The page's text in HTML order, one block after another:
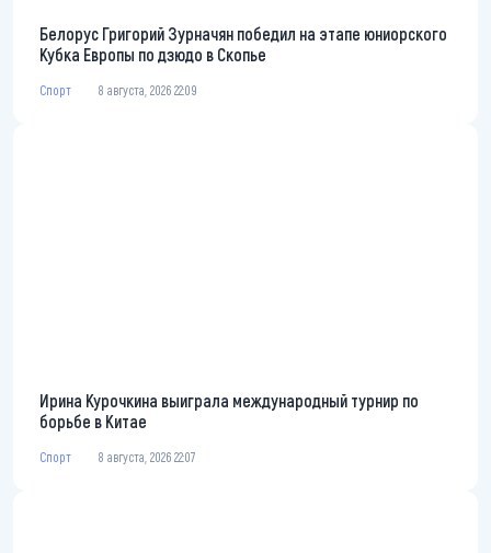
Белорус Григорий Зурначян победил на этапе юниорского
Кубка Европы по дзюдо в Скопье
Спорт 8 августа, 2026 22:09
Ирина Курочкина выиграла международный турнир по
борьбе в Китае
Спорт 8 августа, 2026 22:07